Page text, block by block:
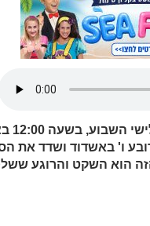
כפי
ו' באשדוד ושדד את
הזה הוא השקט והרוגע